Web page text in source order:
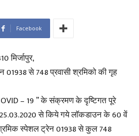
Facebook
मिर्जापुर,
से 748 प्रवासी श्रमिको की गृह
– 19 ” के संक्रमण के दृष्टिगत पूरे
से किये गये लॉकडाउन के 60 वें
स्पेशल ट्रेन 01938 से कुल 748